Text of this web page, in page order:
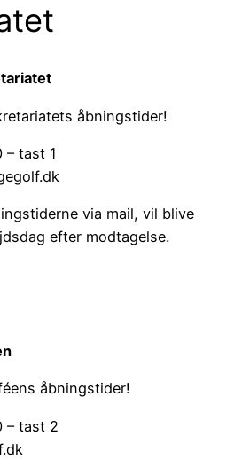
åbningstider!
– tast 1
via mail, vil blive
efter modtagelse.
åbningstider!
– tast 2